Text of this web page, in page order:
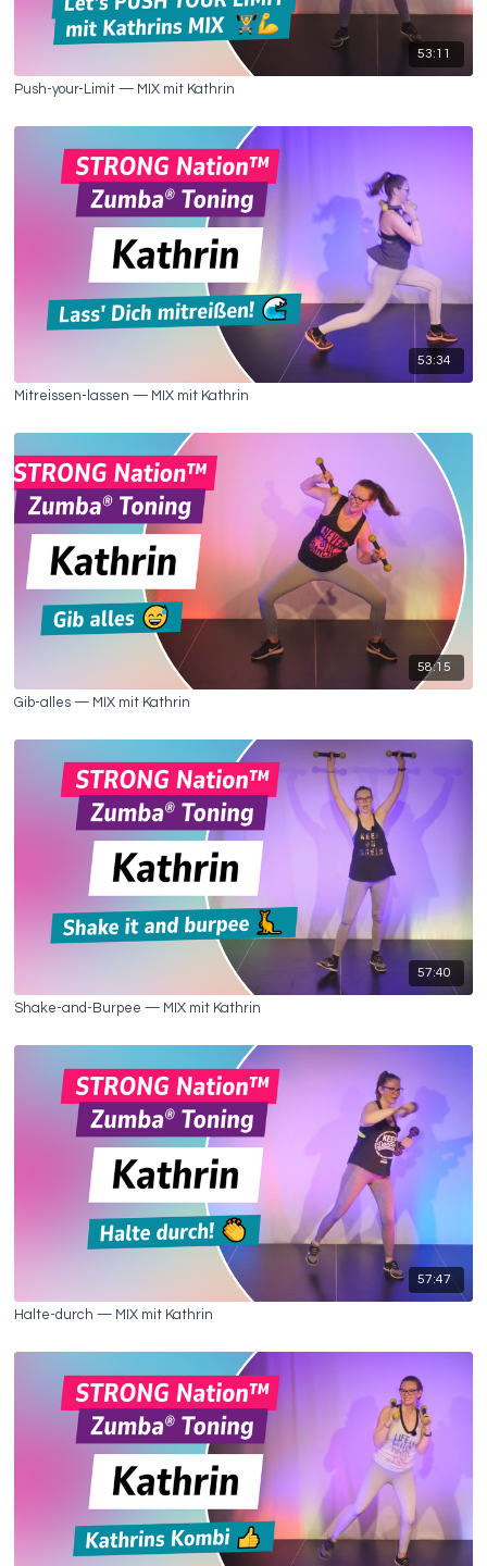
53:11
Push-your-Limit — MIX mit Kathrin
53:34
Mitreissen-lassen — MIX mit Kathrin
58:15
Gib-alles — MIX mit Kathrin
57:40
Shake-and-Burpee — MIX mit Kathrin
57:47
Halte-durch — MIX mit Kathrin